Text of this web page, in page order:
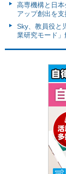
高専機構と日
アップ創出を支
Sky、教員役と
業研究モード」